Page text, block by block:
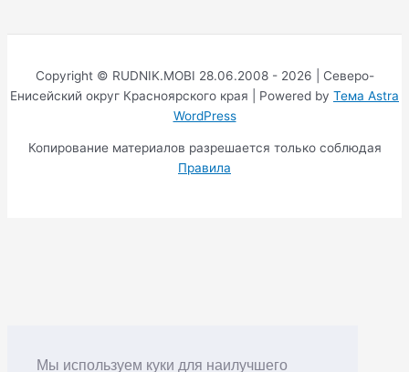
Мы используем куки для наилучшего
Copyright © RUDNIK.MOBI 28.06.2008 - 2026 | Северо-
Енисейский округ Красноярского края | Powered by Тема Astra
WordPress
Копирование материалов разрешается только соблюдая
Правила